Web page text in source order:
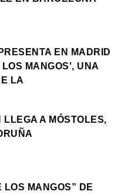
EN MADRID
MANGOS', UNA
LA
LLEGA A MÓSTOLES,
LOS MANGOS” DE